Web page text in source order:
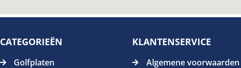
CATEGORIEËN
Golfplaten
KLANTENSERVICE
Algemene voorwaarden